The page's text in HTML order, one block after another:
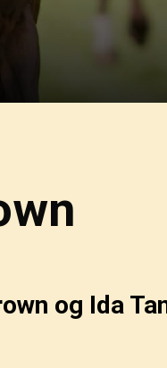
og Ida